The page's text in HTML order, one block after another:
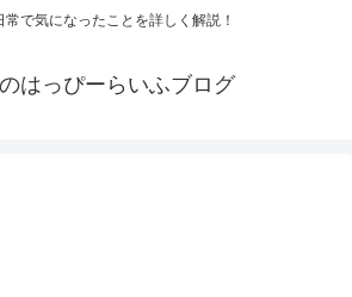
常で気になったことを詳しく解説！
はっぴーらいふブログ